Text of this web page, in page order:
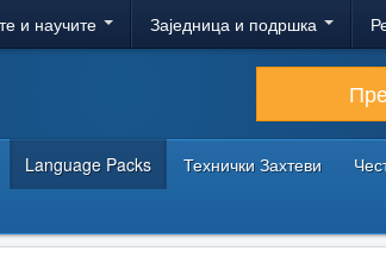
и научите Заједница и подршка
Language Packs Технички Захтеви